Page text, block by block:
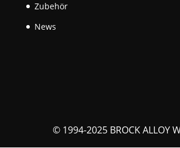
Zubehör
News
© 1994-2025 BROCK ALLOY